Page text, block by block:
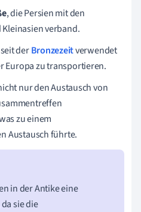
, die Persien mit den
verband.
derBronzezeitverwendet
Europa zu transportieren.
nur den Austausch von
zu einem
Austausch führte.
in der Antike eine
sie die